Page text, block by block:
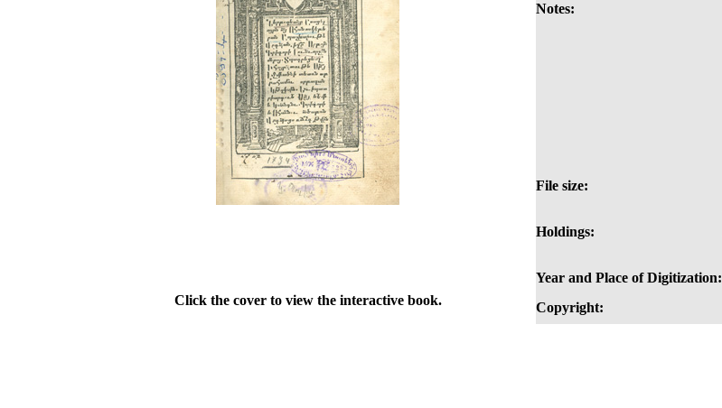
Notes:
File size:
Holdings:
Year and Place of Digitization:
Click the cover to view the interactive book.
Copyright: